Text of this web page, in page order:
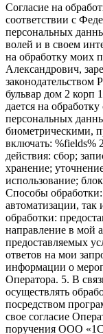
Согласие на
соответствии с
персональных
волей и в своем
на обработку моих
Александрович,
законодательством
бульвар дом 2 корп
дается на
персональных
биометрическими,
включать: %fields%
действия: сбор;
хранение;
использование;
Способы обработки:
автоматизации, так
обработки:
направление в мой
предоставляемых
ответов на мои
информации о
Оператора. 5. В
осуществлять
посредством
свое согласие
поручения ООО